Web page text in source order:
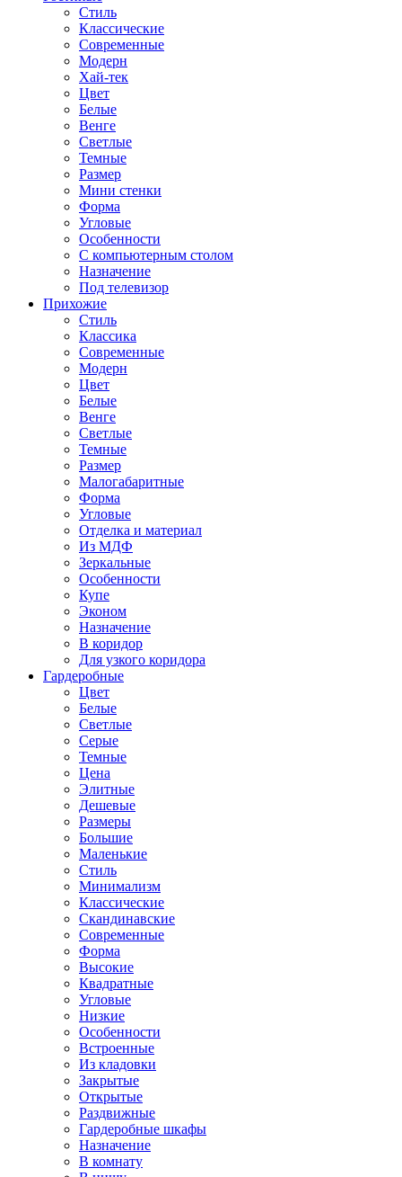
Стиль
Классические
Современные
Модерн
Хай-тек
Цвет
Белые
Венге
Светлые
Темные
Размер
Мини стенки
Форма
Угловые
Особенности
С компьютерным столом
Назначение
Под телевизор
Прихожие
Стиль
Классика
Современные
Модерн
Цвет
Белые
Венге
Светлые
Темные
Размер
Малогабаритные
Форма
Угловые
Отделка и материал
Из МДФ
Зеркальные
Особенности
Купе
Эконом
Назначение
В коридор
Для узкого коридора
Гардеробные
Цвет
Белые
Светлые
Серые
Темные
Цена
Элитные
Дешевые
Размеры
Большие
Маленькие
Стиль
Минимализм
Классические
Скандинавские
Современные
Форма
Высокие
Квадратные
Угловые
Низкие
Особенности
Встроенные
Из кладовки
Закрытые
Открытые
Раздвижные
Гардеробные шкафы
Назначение
В комнату